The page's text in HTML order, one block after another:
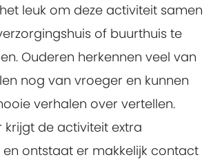
leuk om deze activiteit samen
of buurthuis te
Ouderen herkennen veel van
nog van vroeger en kunnen
verhalen over vertellen.
krijgt de activiteit extra
en ontstaat er makkelijk contact